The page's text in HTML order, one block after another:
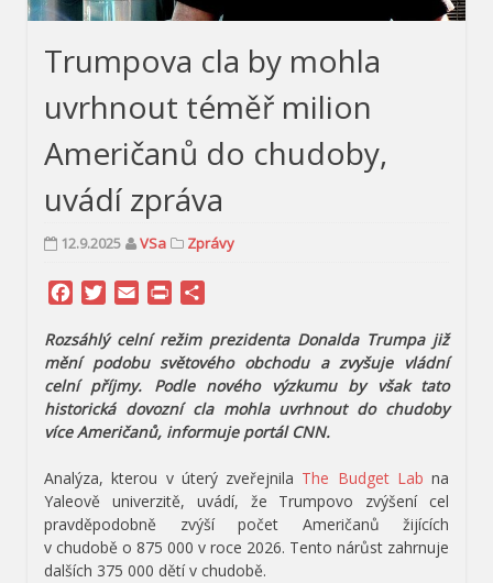
Trumpova cla by mohla
uvrhnout téměř milion
Američanů do chudoby,
uvádí zpráva
12.9.2025 VSa Zprávy
Facebook
Twitter
Email Print
Rozsáhlý celní režim prezidenta Donalda Trumpa již
mění podobu světového obchodu a zvyšuje vládní
celní příjmy. Podle nového výzkumu by však tato
historická dovozní cla mohla uvrhnout do chudoby
více Američanů, informuje portál CNN.
Analýza, kterou v úterý zveřejnila The Budget Lab na
Yaleově univerzitě, uvádí, že Trumpovo zvýšení cel
pravděpodobně zvýší počet Američanů žijících
v chudobě o 875 000 v roce 2026. Tento nárůst zahrnuje
dalších 375 000 dětí v chudobě.